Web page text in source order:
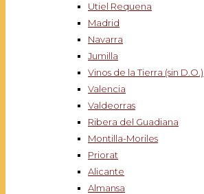
Utiel Requena
Madrid
Navarra
Jumilla
Vinos de la Tierra (sin D.O.)
Valencia
Valdeorras
Ribera del Guadiana
Montilla-Moriles
Priorat
Alicante
Almansa